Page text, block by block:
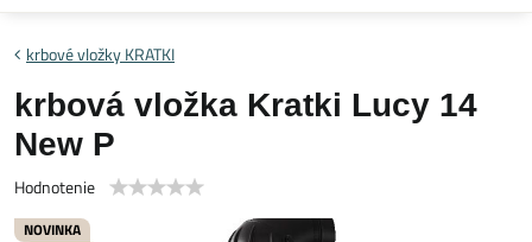
NOVINKA
krbové vložky KRATKI
krbová vložka Kratki Lucy 14
New P
Hodnotenie